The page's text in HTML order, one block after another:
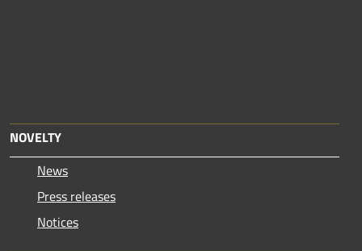
NOVELTY
News
Press releases
Notices